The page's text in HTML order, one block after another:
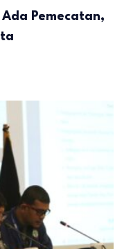
Ada Pemecatan,